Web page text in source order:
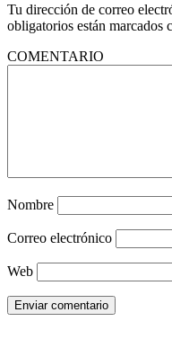
Tu dirección de correo
obligatorios están marcados
COMENTARIO
Nombre
Correo electrónico
Web